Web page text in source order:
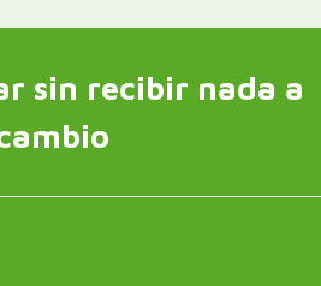
sin recibir nada a